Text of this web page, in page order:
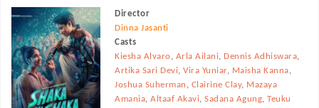
Director
Dinna Jasanti
Casts
Kiesha Alvaro, Arla Ailani, Dennis Adhiswara,
Artika Sari Devi,Vira Yuniar, Maisha Kanna,
Joshua Suherman , Clairine Clay, Mazaya
Amania,Altaaf Akavi,Sadana Agung,Teuku